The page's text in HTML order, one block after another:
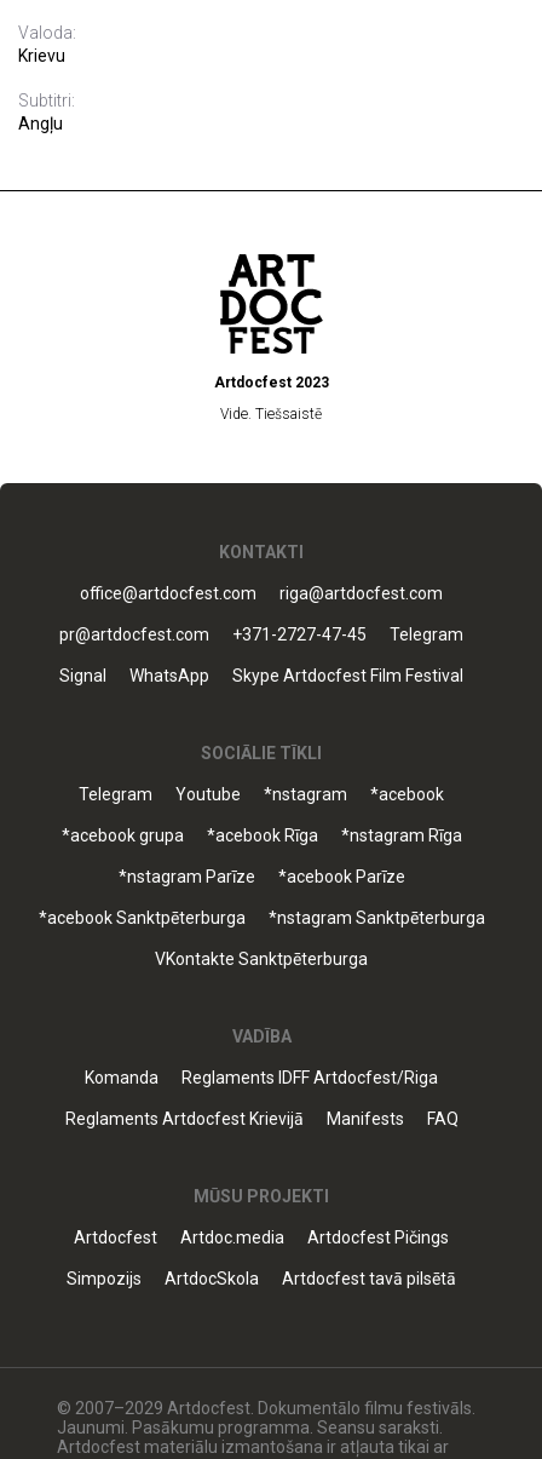
Valoda:
Krievu
Subtitri:
Angļu
Artdocfest 2023
Vide. Tiešsaistē
KONTAKTI
office@artdocfest.com riga@artdocfest.com
pr@artdocfest.com +371-2727-47-45 Telegram
Signal WhatsApp Skype Artdocfest Film Festival
SOCIĀLIE TĪKLI
Telegram Youtube *nstagram *acebook
*acebook grupa *acebook Rīga *nstagram Rīga
*nstagram Parīze *acebook Parīze
*acebook Sanktpēterburga *nstagram Sanktpēterburga
VKontakte Sanktpēterburga
VADĪBA
Komanda Reglaments IDFF Artdocfest/Riga
Reglaments Artdocfest Krievijā Manifests FAQ
MŪSU PROJEKTI
Artdocfest Artdoc.media Artdocfest Pičings
Simpozijs ArtdocSkola Artdocfest tavā pilsētā
© 2007–2029 Artdocfest. Dokumentālo filmu festivāls.
Jaunumi. Pasākumu programma. Seansu saraksti.
Artdocfest materiālu izmantošana ir atļauta tikai ar